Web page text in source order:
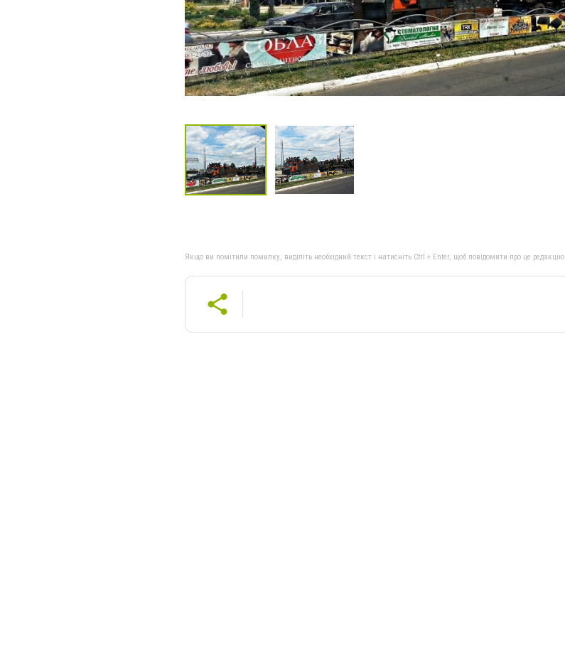
Якщо ви помітили помилку, виділіть необхідний текст і натисніть Ctrl + Enter, щоб повідомити про це редакцію